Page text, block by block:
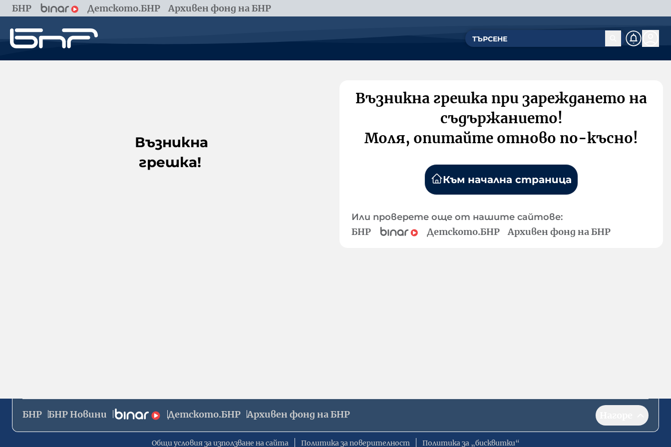
БНР Детското.БНР Архивен фонд на БНР
Възникна
грешка!
Възникна грешка при зареждането на
съдържанието!
Моля, опитайте отново по-късно!
Към начална страница
Или проверете още от нашите сайтове:
БНР Детското.БНР Архивен фонд на БНР
БНР БНР Новини Детското.БНР Архивен фонд на БНР
Общи условия за използване на сайта Политика за поверителност Политика за „бисквитки“